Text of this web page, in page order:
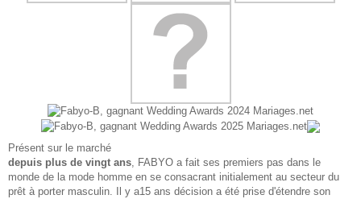
Présent sur le marché
depuis plus de vingt ans, FABYO a fait ses premiers pas dans le
monde de la mode homme en se consacrant initialement au secteur du
prêt à porter masculin. Il y a15 ans décision a été prise d'étendre son